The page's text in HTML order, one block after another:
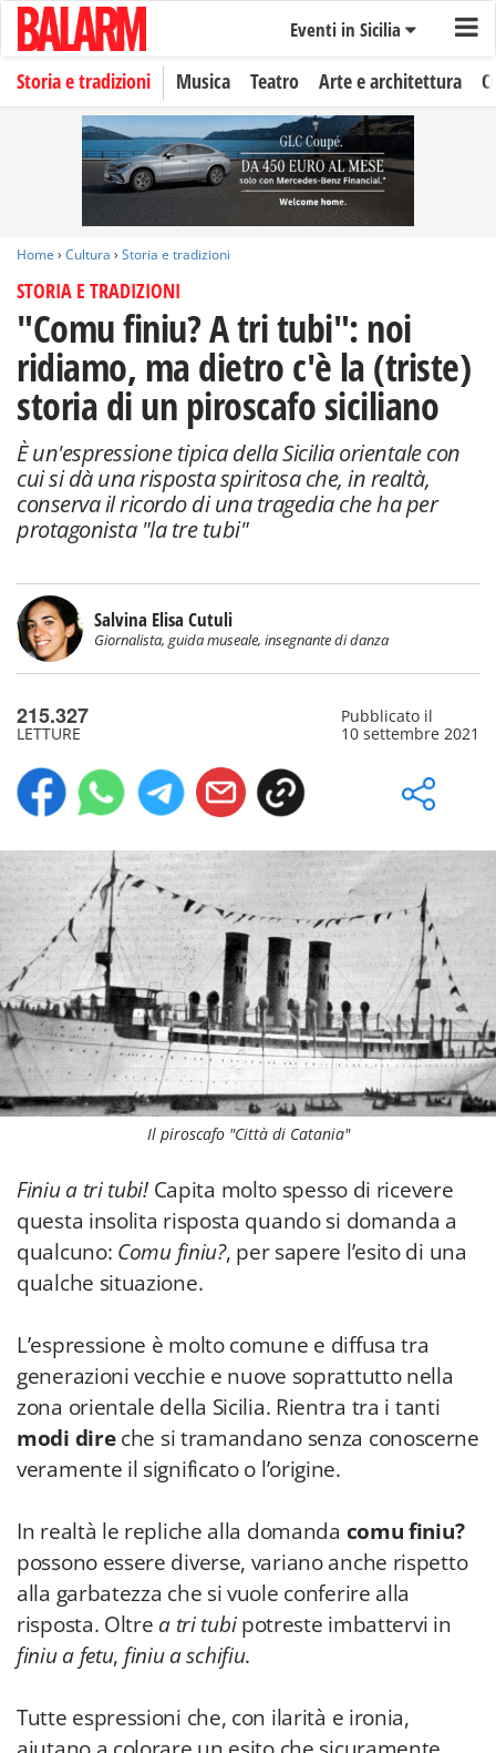
Eventi in Sicilia
Storia e tradizioni Musica Teatro Arte e architettura
Home › Cultura › Storia e tradizioni
STORIA E TRADIZIONI
"Comu finiu? A tri tubi": noi
ridiamo, ma dietro c'è la (triste)
storia di un piroscafo siciliano
È un'espressione tipica della Sicilia orientale con
cui si dà una risposta spiritosa che, in realtà,
conserva il ricordo di una tragedia che ha per
protagonista "la tre tubi"
Salvina Elisa Cutuli
Giornalista, guida museale, insegnante di danza
215.327
LETTURE
Pubblicato il
10 settembre 2021
Il piroscafo "Città di Catania"
Finiu a tri tubi!Capita molto spesso di ricevere
questa insolita risposta quando si domanda a
qualcuno: Comu finiu?, per sapere l’esito di una
qualche situazione.
L’espressione è molto comune e diffusa tra
generazioni vecchie e nuove soprattutto nella
zona orientale della Sicilia. Rientra tra i tanti
modi direche si tramandano senza conoscerne
veramente il significato o l’origine.
In realtà le repliche alla domanda comu finiu?
possono essere diverse, variano anche rispetto
alla garbatezza che si vuole conferire alla
risposta. Oltre a tri tubipotreste imbattervi in
finiu a fetu, finiu a schifiu.
Tutte espressioni che, con ilarità e ironia,